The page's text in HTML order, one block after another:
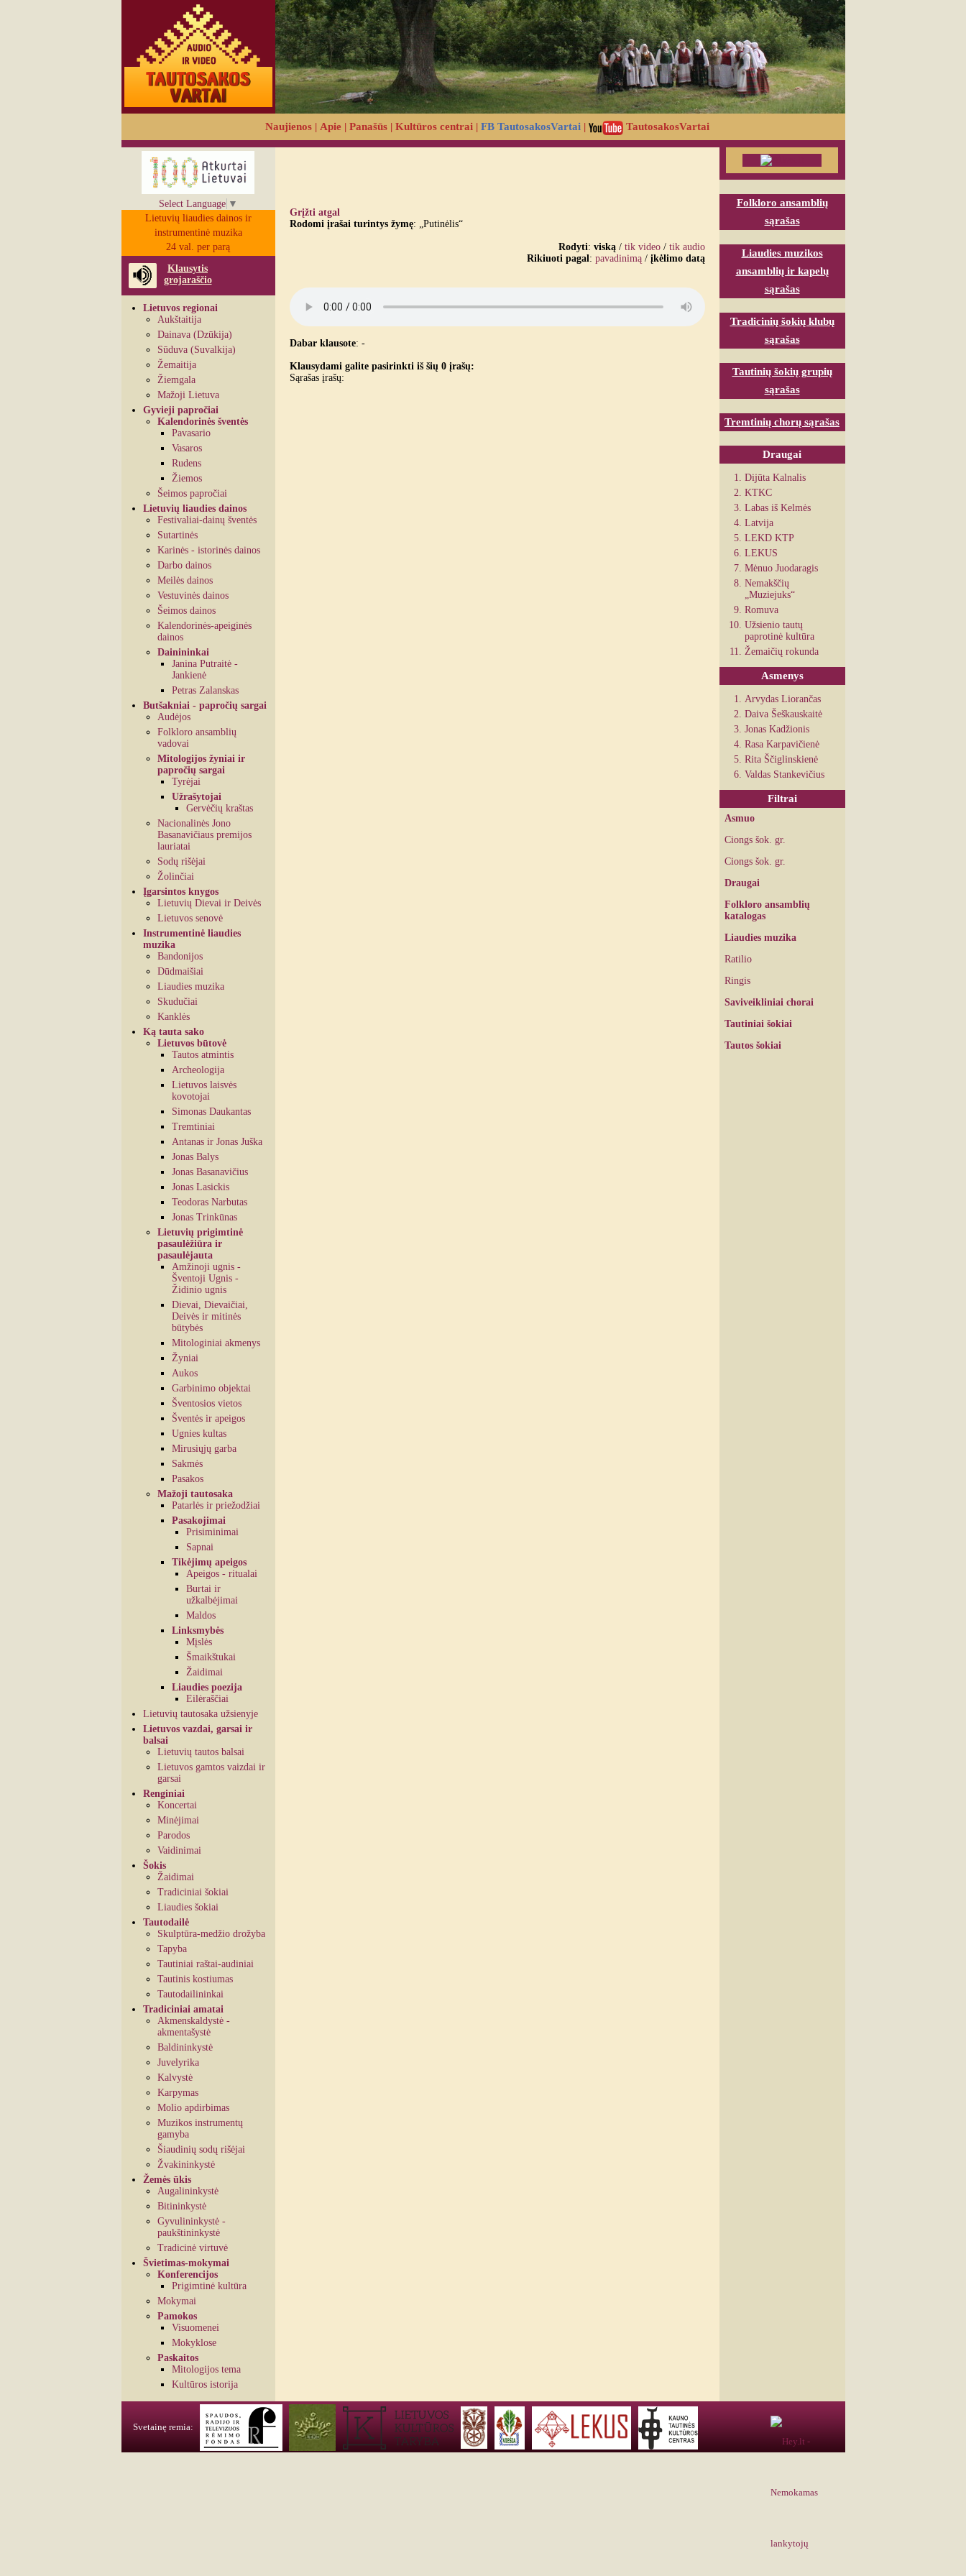
Naujienos| Apie | Panašūs| Kultūros centrai| FB TautosakosVartai | TautosakosVartai
Select Language ▼
Lietuvių liaudies dainos ir
instrumentinė muzika
24 val. per parą
Klausytis
grojaraščio
Lietuvos regionai
Aukštaitija
Dainava (Dzūkija)
Sūduva (Suvalkija)
Žemaitija
Žiemgala
Mažoji Lietuva
Gyvieji papročiai
Kalendorinės šventės
Pavasario
Vasaros
Rudens
Žiemos
Šeimos papročiai
Lietuvių liaudies dainos
Festivaliai-dainų šventės
Sutartinės
Karinės - istorinės dainos
Darbo dainos
Meilės dainos
Vestuvinės dainos
Šeimos dainos
Kalendorinės-apeiginės
dainos
Dainininkai
Janina Putraitė -
Jankienė
Petras Zalanskas
Butšakniai - papročių sargai
Audėjos
Folkloro ansamblių
vadovai
Mitologijos žyniai ir
papročių sargai
Tyrėjai
Užrašytojai
Gervėčių kraštas
Nacionalinės Jono
Basanavičiaus premijos
lauriatai
Sodų rišėjai
Žolinčiai
Įgarsintos knygos
Lietuvių Dievai ir Deivės
Lietuvos senovė
Instrumentinė liaudies
muzika
Bandonijos
Dūdmaišiai
Liaudies muzika
Skudučiai
Kanklės
Ką tauta sako
Lietuvos būtovė
Tautos atmintis
Archeologija
Lietuvos laisvės
kovotojai
Simonas Daukantas
Tremtiniai
Antanas ir Jonas Juška
Jonas Balys
Jonas Basanavičius
Jonas Lasickis
Teodoras Narbutas
Jonas Trinkūnas
Lietuvių prigimtinė
pasaulėžiūra ir
pasaulėjauta
Amžinoji ugnis -
Šventoji Ugnis -
Židinio ugnis
Dievai, Dievaičiai,
Deivės ir mitinės
būtybės
Mitologiniai akmenys
Žyniai
Aukos
Garbinimo objektai
Šventosios vietos
Šventės ir apeigos
Ugnies kultas
Mirusiųjų garba
Sakmės
Pasakos
Mažoji tautosaka
Patarlės ir priežodžiai
Pasakojimai
Prisiminimai
Sapnai
Tikėjimų apeigos
Apeigos - ritualai
Burtai ir
užkalbėjimai
Maldos
Linksmybės
Mįslės
Šmaikštukai
Žaidimai
Liaudies poezija
Eilėraščiai
Lietuvių tautosaka užsienyje
Lietuvos vazdai, garsai ir
balsai
Lietuvių tautos balsai
Lietuvos gamtos vaizdai ir
garsai
Renginiai
Koncertai
Minėjimai
Parodos
Vaidinimai
Šokis
Žaidimai
Tradiciniai šokiai
Liaudies šokiai
Tautodailė
Skulptūra-medžio drožyba
Tapyba
Tautiniai raštai-audiniai
Tautinis kostiumas
Tautodailininkai
Tradiciniai amatai
Akmenskaldystė -
akmentašystė
Baldininkystė
Juvelyrika
Kalvystė
Karpymas
Molio apdirbimas
Muzikos instrumentų
gamyba
Šiaudinių sodų rišėjai
Žvakininkystė
Žemės ūkis
Augalininkystė
Bitininkystė
Gyvulininkystė -
paukštininkystė
Tradicinė virtuvė
Švietimas-mokymai
Konferencijos
Prigimtinė kultūra
Mokymai
Pamokos
Visuomenei
Mokyklose
Paskaitos
Mitologijos tema
Kultūros istorija
Grįžti atgal
Rodomi įrašai turintys žymę: „Putinėlis“
Rodyti: viską/ tik video/ tik audio
Rikiuoti pagal: pavadinimą/ įkėlimo datą
Dabar klausote: -
Klausydami galite pasirinkti iš šių 0 įrašų:
Sąrašas įrašų:
Folkloro ansamblių
sąrašas
Liaudies muzikos
ansamblių ir kapelų
sąrašas
Tradicinių šokių klubų
sąrašas
Tautinių šokių grupių
sąrašas
Tremtinių chorų sąrašas
Draugai
Dijūta Kalnalis
KTKC
Labas iš Kelmės
Latvija
LEKD KTP
LEKUS
Mėnuo Juodaragis
Nemakščių
„Muziejuks“
Romuva
Užsienio tautų
paprotinė kultūra
Žemaičių rokunda
Asmenys
Arvydas Liorančas
Daiva Šeškauskaitė
Jonas Kadžionis
Rasa Karpavičienė
Rita Ščiglinskienė
Valdas Stankevičius
Filtrai
Asmuo
Ciongs šok. gr.
Ciongs šok. gr.
Draugai
Folkloro ansamblių
katalogas
Liaudies muzika
Ratilio
Ringis
Saviveikliniai chorai
Tautiniai šokiai
Tautos šokiai
Svetainę remia: